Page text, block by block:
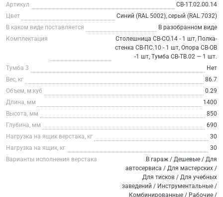
Артикул
СВ-1Т.02.00.14
Цвет
Синий (RAL 5002), серый (RAL 7032)
В каком виде поставляется
В разобранном виде
Комплектация
Столешница СВ-СО.14 - 1 шт, Полка-
стенка СВ-ПС.10 - 1 шт, Опора СВ-ОВ
-1 шт, Тумба СВ-ТВ.02 — 1 шт.
Тумба 3
Нет
Вес, кг
86.7
Объем, м.куб
0.29
Длина, мм
1400
Высота, мм
850
Глубина, мм
690
Нагрузка на ящик верстака, кг
30
Нагрузка на ящик, кг
30
Варианты исполнения верстака
В гараж / Дешевые / Для
автосервиса / Для мастерских /
Для тисков / Для учебных
заведений / Инструментальные /
Комбинированные / Рабочие /